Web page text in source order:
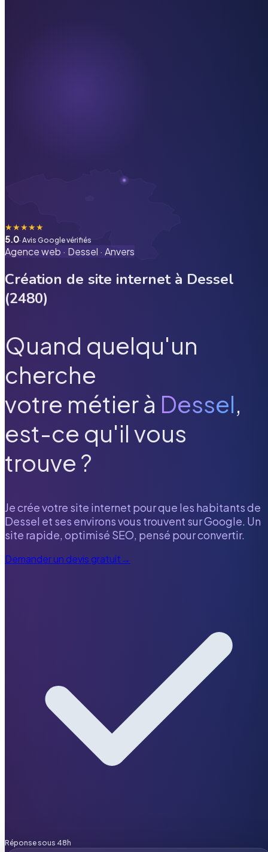
★★★★★
5.0· Avis Google vérifiés
Agence web · Dessel · Anvers
Création de site internet à Dessel
(2480)
Quand quelqu'un
cherche
votre métier à Dessel,
est-ce qu'il vous
trouve ?
Je crée votre site internet pour que les habitants de
Dessel et ses environs vous trouvent sur Google. Un
site rapide, optimisé SEO, pensé pour convertir.
Demander un devis gratuit→
Réponse sous 48h